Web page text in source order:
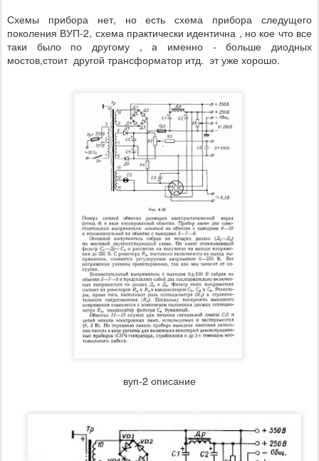
Схемы прибора нет, но есть схема прибора следущего
поколения ВУП-2, схема практически идентична , но кое что все
таки было по другому , а именно - больше диодных
мостов,стоит другой трансформатор итд. эт уже хорошо.
вуп-2 описание